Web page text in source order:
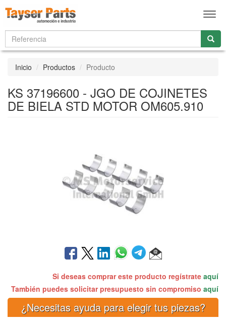
Inicio Productos Producto
KS 37196600 - JGO DE COJINETES
DE BIELA STD MOTOR OM605.910
Si deseas comprar este producto regístrate aquí
También puedes solicitar presupuesto sin compromiso aquí
¿Necesitas ayuda para elegir tus piezas?